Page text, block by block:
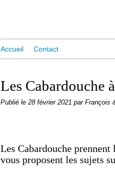
Accueil Contact
Les Cabardouche
Publié le 28 février 2021 par François
Les Cabardouche
vous proposent les sujets